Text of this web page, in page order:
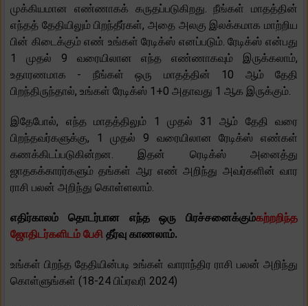
முக்கியமான எண்ணாகக் கருதப்படுகிறது. நீங்கள் மாதத்தின்
எந்தத் தேதியிலும் பிறந்தீர்கள், அதை அலகு இலக்கமாக மாற்றிய
பின் கிடைக்கும் எண் உங்கள் ரேடிக்ஸ் எனப்படும். ரேடிக்ஸ் என்பது
1 முதல் 9 வரையிலான எந்த எண்ணாகவும் இருக்கலாம்,
உதாரணமாக - நீங்கள் ஒரு மாதத்தின் 10 ஆம் தேதி
பிறந்திருந்தால், உங்கள் ரேடிக்ஸ் 1+0 அதாவது 1 ஆக இருக்கும்.
இதேபோல், எந்த மாதத்திலும் 1 முதல் 31 ஆம் தேதி வரை
பிறந்தவர்களுக்கு, 1 முதல் 9 வரையிலான ரேடிக்ஸ் எண்கள்
கணக்கிடப்படுகின்றன. இதன் ரெடிக்ஸ் அனைத்து
ஜாதகக்காரர்களும் தங்கள் ஆர எண் அறிந்து அவர்களின் வார
ராசி பலன் அறிந்து கொள்ளலாம்.
எதிர்காலம் தொடர்பான எந்த ஒரு பிரச்சனைக்கும்கற்றறிந்த
ஜோதிடர்களிடம் பேசி தீர்வு காணலாம்.
உங்கள் பிறந்த தேதியின்படி உங்கள் வாராந்திர ராசி பலன் அறிந்து
கொள்ளுங்கள் (18-24 பிப்ரவரி 2024)